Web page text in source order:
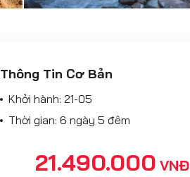
Thông Tin Cơ Bản
Khởi hành: 21-05
Thời gian: 6 ngày 5 đêm
21.490.000 VNĐ